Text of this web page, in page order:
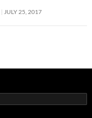
JULY 25, 2017